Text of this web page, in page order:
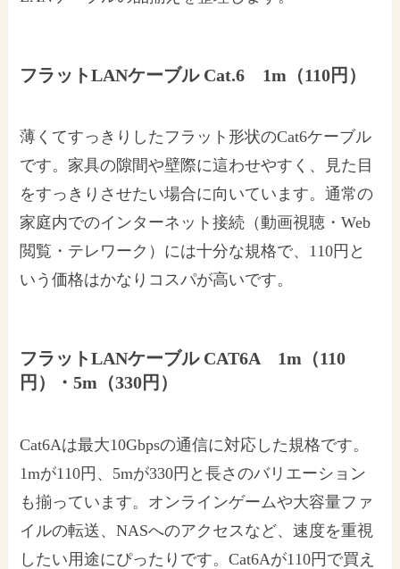
フラットLANケーブル Cat.6 1m（110円）
薄くてすっきりしたフラット形状のCat6ケーブル
です。家具の隙間や壁際に這わせやすく、見た目
をすっきりさせたい場合に向いています。通常の
家庭内でのインターネット接続（動画視聴・Web
閲覧・テレワーク）には十分な規格で、110円と
いう価格はかなりコスパが高いです。
フラットLANケーブル CAT6A 1m（110
円）・5m（330円）
Cat6Aは最大10Gbpsの通信に対応した規格です。
1mが110円、5mが330円と長さのバリエーション
も揃っています。オンラインゲームや大容量ファ
イルの転送、NASへのアクセスなど、速度を重視
したい用途にぴったりです。Cat6Aが110円で買え